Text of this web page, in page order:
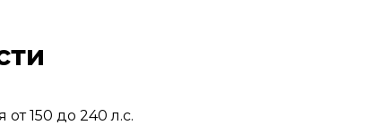
150 до 240 л.с.